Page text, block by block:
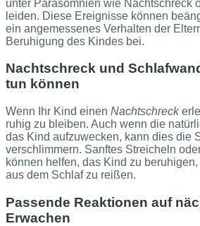
unter Parasomnien wie Nachtschreck
leiden. Diese Ereignisse können
ein angemessenes Verhalten der
Beruhigung des Kindes bei.
Nachtschreck und
tun können
Wenn Ihr Kind einen Nachtschreck
ruhig zu bleiben. Auch wenn die
das Kind aufzuwecken, kann dies die
verschlimmern. Sanftes Streicheln
können helfen, das Kind zu
aus dem Schlaf zu reißen.
Passende Reaktionen auf
Erwachen